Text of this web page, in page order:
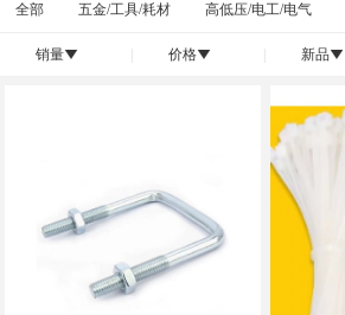
全部 五金/工具/耗材 高低压/电工/电气
销量󰄢 价格󰄢 新品󰄢